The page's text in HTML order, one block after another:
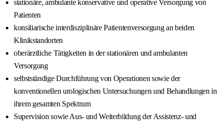
stationäre, ambulante konservative und operative Versorgung von
Patienten
konsiliarische interdisziplinäre Patientenversorgung an beiden
Klinikstandorten
oberärztliche Tätigkeiten in der stationären und ambulanten
Versorgung
selbstständige Durchführung von Operationen sowie der
konventionellen urologischen Untersuchungen und Behandlungen in
ihrem gesamten Spektrum
Supervision sowie Aus- und Weiterbildung der Assistenz- und